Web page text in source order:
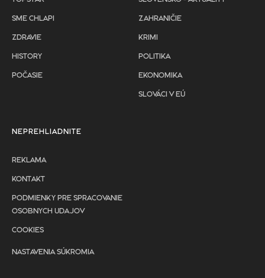
SME CHLAPI
ZDRAVIE
HISTORY
POČASIE
ZAHRANIČIE
KRIMI
POLITIKA
EKONOMIKA
SLOVÁCI V EÚ
NEPREHLIADNITE
REKLAMA
KONTAKT
PODMIENKY PRE SPRACOVANIE
OSOBNYCH UDAJOV
COOKIES
NASTAVENIA SÚKROMIA